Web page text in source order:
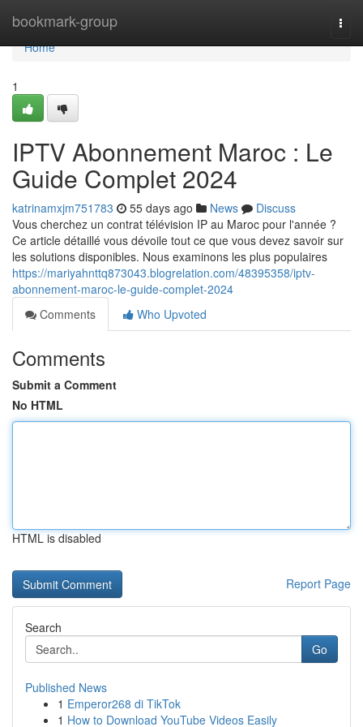
bookmark-group
Home
Home
1
IPTV Abonnement Maroc : Le
Guide Complet 2024
katrinamxjm751783 55 days ago News
Discuss
Vous cherchez un contrat télévision IP au Maroc pour l'année ?
Ce article détaillé vous dévoile tout ce que vous devez savoir sur
les solutions disponibles. Nous examinons les plus populaires
https://mariyahnttq873043.blogrelation.com/48395358/iptv-
abonnement-maroc-le-guide-complet-2024
Comments
Who Upvoted
Comments
Submit a Comment
No HTML
HTML is disabled
Report Page
Search
Go
Published News
1 Emperor268 di TikTok
1 How to Download YouTube Videos Easily